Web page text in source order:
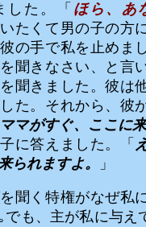
した。「 ほら、あ
いたくて男の子の方
の手で私を止めま
聞きなさい、と言
聞きました。彼は
た。それから、彼
マがすぐ、ここに
に答えました。「
られますよ。
」
聞く特権がなぜ私
でも、主が私に与え